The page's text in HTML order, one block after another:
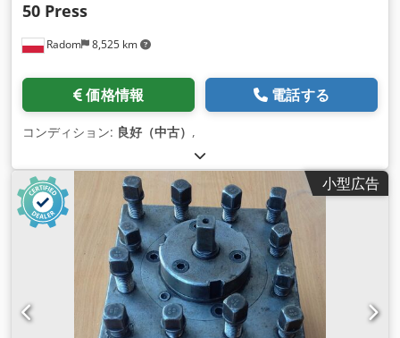
に正確に調整でき、0.1～12.0 bar の範囲で連続的に調整可能
ト媒体の不要な追加処理がなくなるため、ブラスト媒体の消費
ズルに直ちにかかるため、ゆっくりと圧力を高める必要はあり
ません。その結果、ブラスト媒体の消費 量が大幅に削減され、
ブラストホースの摩耗も大幅に減少します。 ボイラーは常に加
圧されており、始動および停止のたびに排気や通気が行われな
いため、タンク内に水分（凝縮水）は生成されません。この手
順により、次のような他の利点も生まれます。 強化された微量
投与バルブによる最適なブラスト媒体投与 圧縮空気の必要量が
少なくなり、燃料消費量（ディーゼル）が大幅に削減されま
す。 ジェット圧力はタンク圧力によって常に表示され、最初に
起動する必要がなく圧力ゲージで簡単に変更できるため、ワン
マン操作が可能です。 制御バルブ、ダイヤフラム、シールなど
の故障しやすいデバイスコンポーネントがないため、メンテナ
ンスが容易で信頼性が高くなります。必 要なのは、安全遮断装
置のブラストホースを点検し、必要に応じて交換することだけ
Radom 8,525 km
50 Press
価格情報 電話する
コンディション: 良好（中古） ,
小型広告